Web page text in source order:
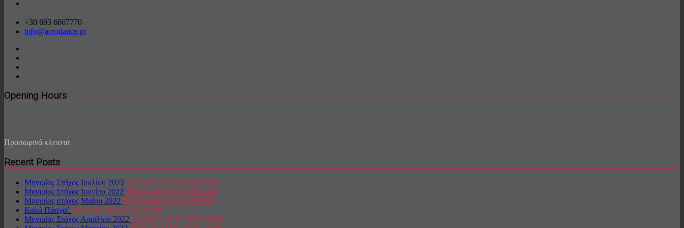
+30 693 6607770
info@acrodance.gr
Opening Hours
Προσωρινά κλειστά
Recent Posts
Μηνιαίος Στόχος Ιουλίου 2022 2022-06-27T13:35:07+0300
Μηνιαίος Στόχος Ιουνίου 2022 2022-05-30T12:25:39+0300
Μηνιαίος στόχος Μαΐου 2022 2022-04-30T22:11:33+0300
Καλό Πάσχα! 2022-04-21T14:13:35+0300
Μηνιαίος Στόχος Απριλίου 2022 2022-03-22T11:18:45+0300